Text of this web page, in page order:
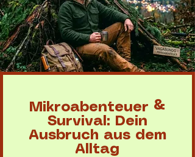
Mikroabenteuer &
Survival: Dein
Ausbruch aus dem
Alltag